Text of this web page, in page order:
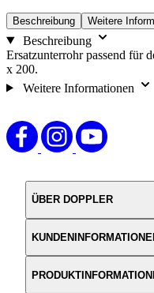
Beschreibung Weitere
Beschreibung
Ersatzunterrohr passend für
x 200.
Weitere Informationen
ÜBER DOPPLER